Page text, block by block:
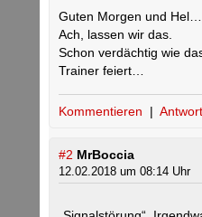
Guten Morgen und Hel…
Ach, lassen wir das.
Schon verdächtig wie
Trainer feiert…
Kommentieren |
#2 MrBoccia
12.02.2018 um 08:14 Uhr